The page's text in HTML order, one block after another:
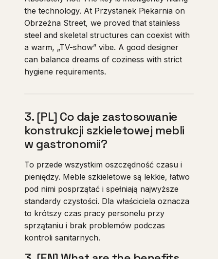
the technology. At Przystanek Piekarnia on
Obrzeżna Street, we proved that stainless
steel and skeletal structures can coexist with
a warm, „TV-show” vibe. A good designer
can balance dreams of coziness with strict
hygiene requirements.
3. [PL] Co daje zastosowanie
konstrukcji szkieletowej mebli
w gastronomii?
To przede wszystkim oszczędność czasu i
pieniędzy. Meble szkieletowe są lekkie, łatwo
pod nimi posprzątać i spełniają najwyższe
standardy czystości. Dla właściciela oznacza
to krótszy czas pracy personelu przy
sprzątaniu i brak problemów podczas
kontroli sanitarnych.